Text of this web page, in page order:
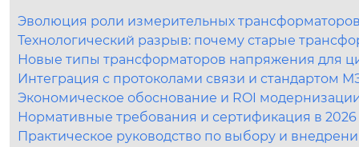
Эволюция роли измерительных трансформаторов
Технологический разрыв: почему старые
Новые типы трансформаторов напряжения для
Интеграция с протоколами связи и стандартом
Экономическое обоснование и ROI
Нормативные требования и сертификация в 2026
Практическое руководство по выбору и